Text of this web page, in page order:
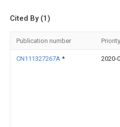
Cited By (1)
Publication number
CN111327267A * 2020-